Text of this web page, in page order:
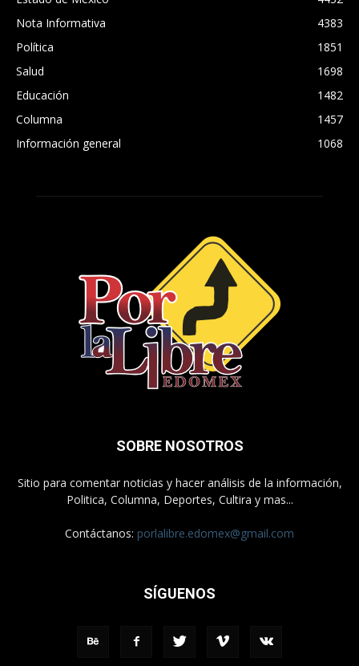
Nota Informativa
4383
Política
1851
Salud
1698
Educación
1482
Columna
1457
Información general
1068
SOBRE NOSOTROS
Sitio para comentar noticias y hacer análisis de la información,
Politica, Columna, Deportes, Cultira y mas...
Contáctanos: porlalibre.edomex@gmail.com
SÍGUENOS